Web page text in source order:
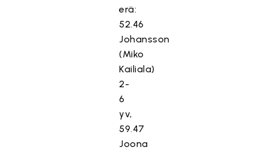
erä:
52.46
Johansson
(Miko
Kailiala)
2-
6
yv,
59.47
Joona